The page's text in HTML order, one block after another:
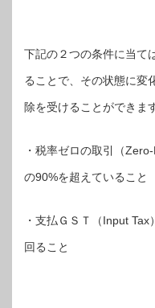
下記の２つの条件に当て
ることで、その状態に変
除を受けることができま
・税率ゼロの取引（
の90%を超えていること
・支払ＧＳＴ（Input
回ること